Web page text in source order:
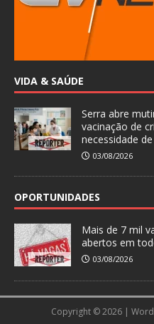
VIDA & SAÚDE
Serra abre
vacinação de
necessidade
03/08/2026
OPORTUNIDADES
Mais de 7 mil
abertos em
03/08/2026
Copyright © 2026 |